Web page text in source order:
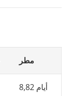
مطر
8,82 أيام